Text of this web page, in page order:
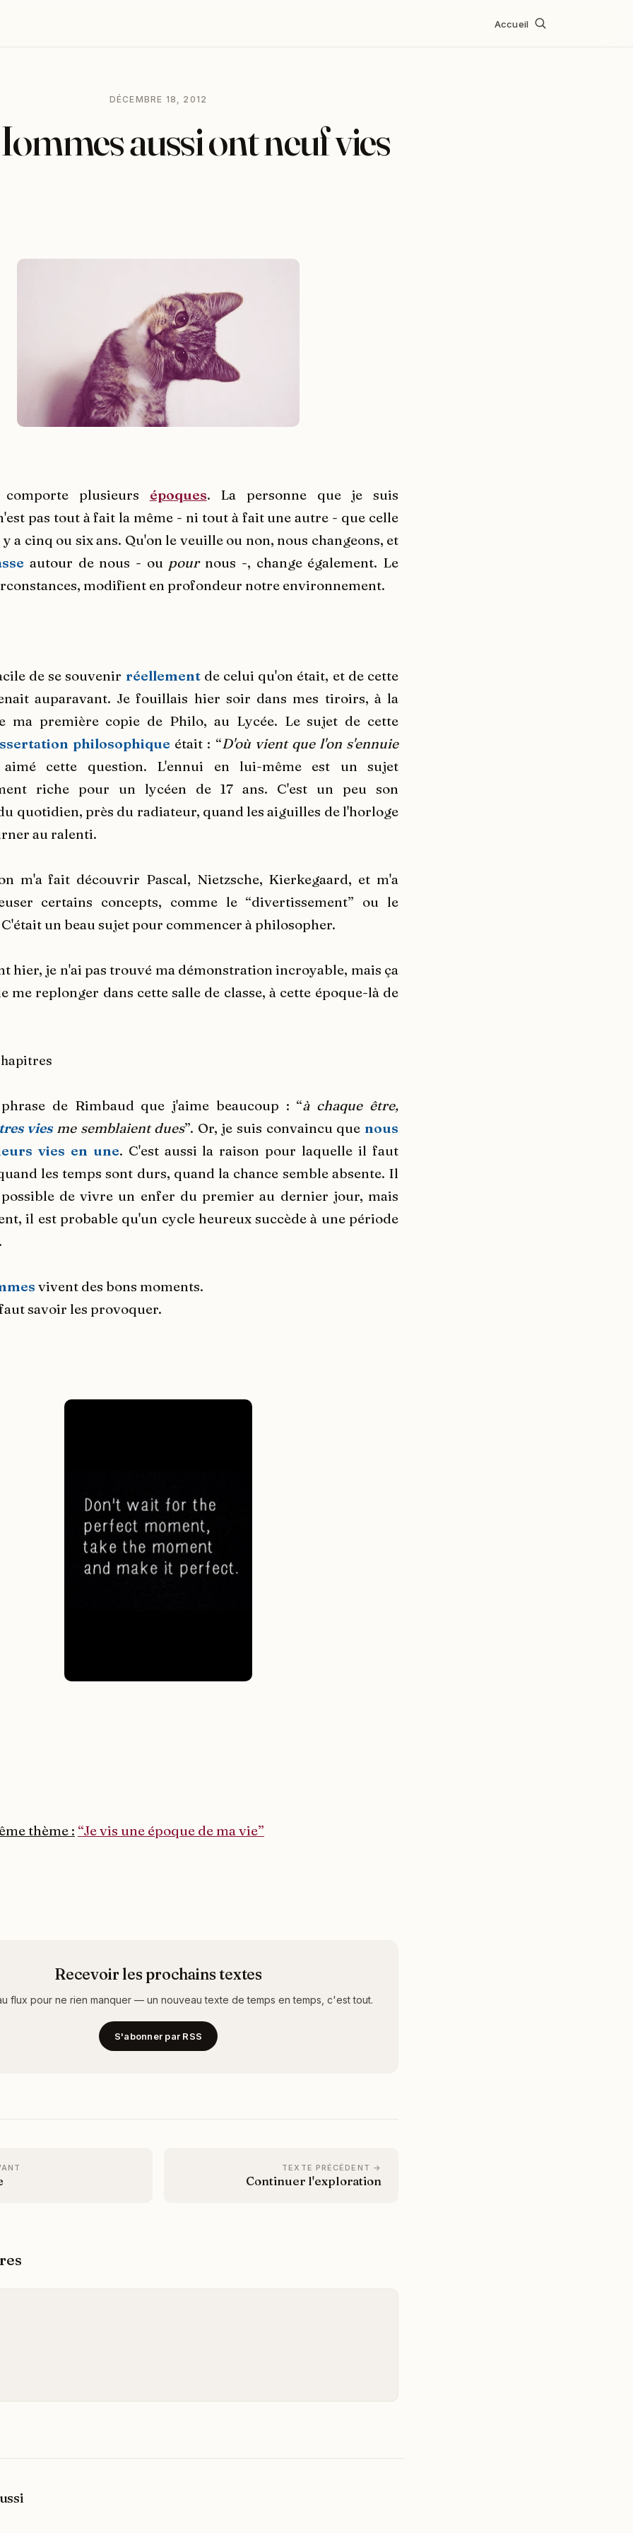
Accueil
DÉCEMBRE 18, 2012
aussi ont neuf vies
plusieurs époques. La personne que je suis
pas tout à fait la même - ni tout à fait une autre - que celle
a cinq ou six ans. Qu'on le veuille ou non, nous changeons, et
autour de nous - ou pournous -, change également. Le
modifient en profondeur notre environnement.
de se souvenir réellementde celui qu'on était, et de cette
auparavant. Je fouillais hier soir dans mes tiroirs, à la
ma première copie de Philo, au Lycée. Le sujet de cette
philosophique était : “D'où vient que l'on s'ennuie
cette question. L'ennui en lui-même est un sujet
riche pour un lycéen de 17 ans. C'est un peu son
quotidien, près du radiateur, quand les aiguilles de l'horloge
au ralenti.
m'a fait découvrir Pascal, Nietzsche, Kierkegaard, et m'a
certains concepts, comme le “divertissement” ou le
C'était un beau sujet pour commencer à philosopher.
hier, je n'ai pas trouvé ma démonstration incroyable, mais ça
me replonger dans cette salle de classe, à cette époque-là de
de Rimbaud que j'aime beaucoup : “à chaque être,
viesme semblaient dues”. Or, je suis convaincu que nous
vies en une. C'est aussi la raison pour laquelle il faut
les temps sont durs, quand la chance semble absente. Il
de vivre un enfer du premier au dernier jour, mais
il est probable qu'un cycle heureux succède à une période
vivent des bons moments.
savoir les provoquer.
thème : “Je vis une époque de ma vie”
Recevoir les prochains textes
flux pour ne rien manquer — un nouveau texte de temps en temps, c'est tout.
S'abonner par RSS
TEXTE PRÉCÉDENT →
Continuer l'exploration